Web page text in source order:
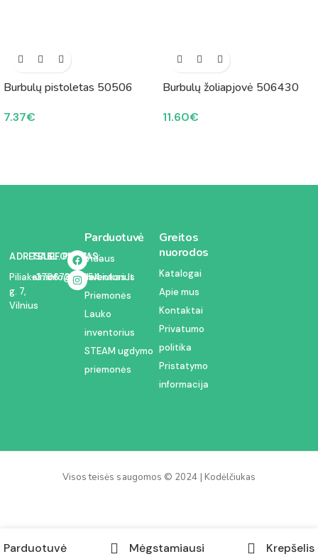
Burbulų pistoletas 50506
7.37€
Burbulų žoliapjovė 506430
11.60€
ADRESAS:
Piliakalnio
g. 7,
Vilnius
TELEFONAS:
+37067350054
EL. PAŠTAS:
info@kodelciukas.lt
Parduotuvė
Vidaus
inventorius
Priemonės
Lauko
inventorius
STEAM ugdymo
priemonės
Greitos
nuorodos
Katalogai
Apie mus
Kontaktai
Privatumo
politika
Pristatymo
informacija
Visos teisės saugomos © 2024 | Kodėlčiukas
Parduotuvė Mėgstamiausi Krepšelis